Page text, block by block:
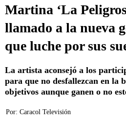
Martina ‘La
llamado a la nueva
que luche por sus
La artista aconsejó a los
para que no desfallezcan en la
objetivos aunque ganen o no
Por: Caracol Televisión